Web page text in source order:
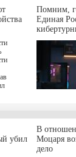
более
к
Помним,
Единая
убил
В
Моцаря
дело